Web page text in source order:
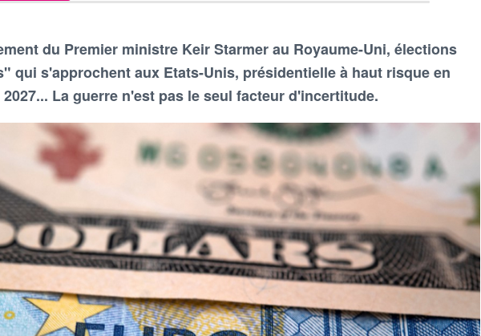
du Premier ministre Keir Starmer au Royaume-Uni, élections
qui s'approchent aux Etats-Unis, présidentielle à haut risque en
2027... La guerre n'est pas le seul facteur d'incertitude.